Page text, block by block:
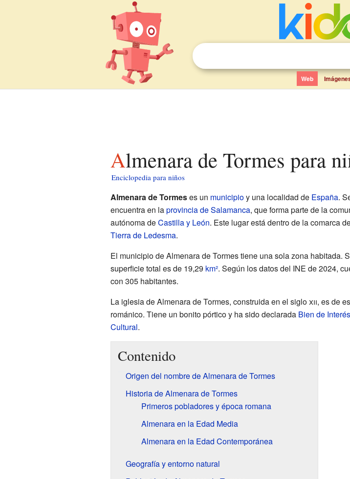
Web
Almenara de Tormes para
Enciclopedia para niños
Almenara de Tormeses un municipioy una localidad de España.
encuentra en laprovincia de Salamanca, que forma parte de la
autónoma deCastilla y León. Este lugar está dentro de la comarca
Tierra de Ledesma.
El municipio de Almenara de Tormes tiene una sola zona habitada.
superficie total es de 19,29 km². Según los datos del INE de 2024,
con 305 habitantes.
La iglesia de Almenara de Tormes, construida en el sigloxii, es de
románico. Tiene un bonito pórtico y ha sido declarada Bien de Interés
Cultural.
Contenido
Origen del nombre de Almenara de Tormes
Historia de Almenara de Tormes
Primeros pobladores y época romana
Almenara en la Edad Media
Almenara en la Edad Contemporánea
Geografía y entorno natural